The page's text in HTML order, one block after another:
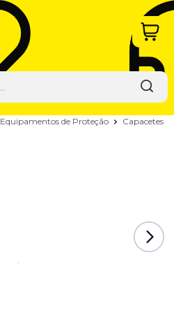
Equipamentos de Proteção Capacetes